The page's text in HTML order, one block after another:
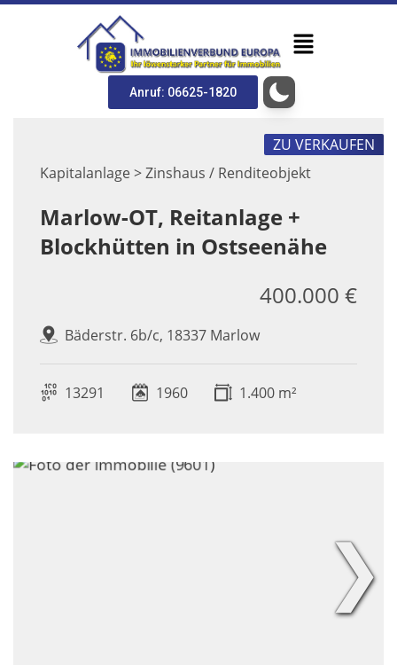
Anruf: 06625-1820
Kapitalanlage > Zinshaus / Renditeobjekt
ZU VERKAUFEN
Marlow-OT, Reitanlage +
Blockhütten in Ostseenähe
Bäderstr. 6b/c, 18337 Marlow
400.000 €
13291 1960 1.400 m²
❯